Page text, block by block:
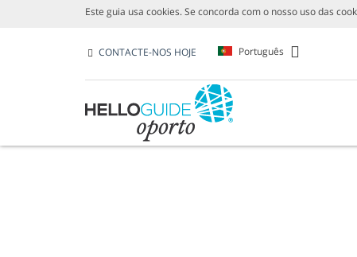
Este guia usa cookies. Se concorda com o nosso uso das
CONTACTE-NOS HOJE Português